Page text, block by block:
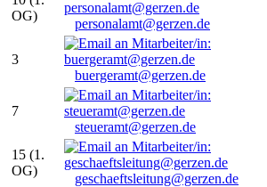
OG)
personalamt@gerzen.de
3
buergeramt@gerzen.de
7
steueramt@gerzen.de
15 (1.
OG)
geschaeftsleitung@gerzen.de